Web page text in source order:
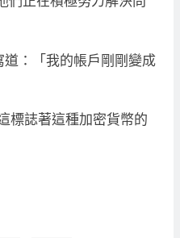
：「我的帳戶剛剛變成
標誌著這種加密貨幣的
要求SEC調查特朗普迷因